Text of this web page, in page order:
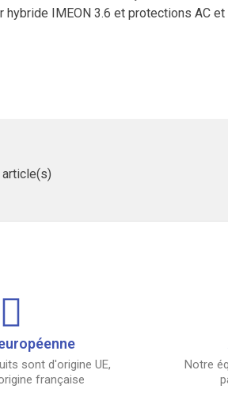
hybride IMEON 3.6 et protections AC
sont d'origine UE,
française
Notre